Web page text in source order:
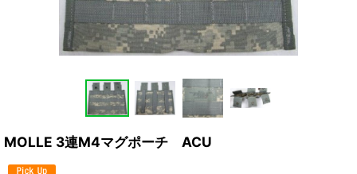
MOLLE 3連M4マグポーチ ACU